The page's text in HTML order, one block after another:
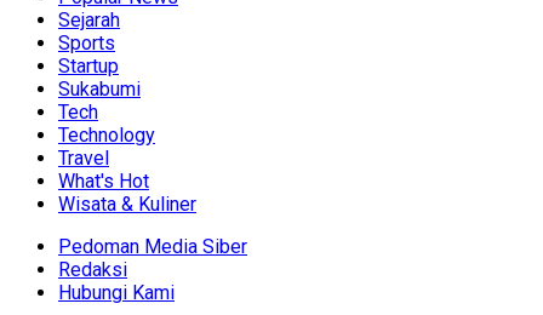
Sejarah
Sports
Startup
Sukabumi
Tech
Technology
Travel
What's Hot
Wisata & Kuliner
Pedoman Media Siber
Redaksi
Hubungi Kami